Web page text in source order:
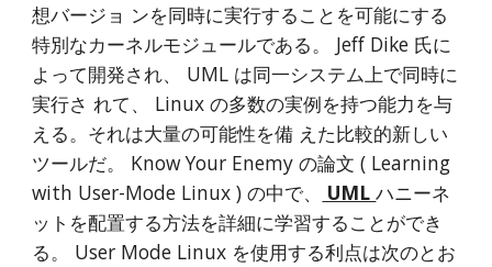
想バージョ ンを同時に実行することを可能にする
特別なカーネルモジュールである。 Jeff Dike 氏に
よって開発され、 UML は同一システム上で同時に
実行さ れて、 Linux の多数の実例を持つ能力を与
える。それは大量の可能性を備 えた比較的新しい
ツールだ。 Know Your Enemy の論文 ( Learning
with User-Mode Linux ) の中で、
UML ハニーネ
ットを配置する方法を詳細に学習することができ
る。 User Mode Linux を使用する利点は次のとお